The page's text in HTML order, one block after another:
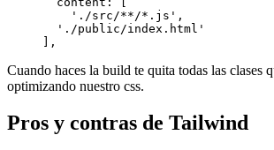
         './src/**/*.js',
       './public/index.html'
Cuando haces la build te quita todas las clases
optimizando nuestro css.
Pros y contras de Tailwind